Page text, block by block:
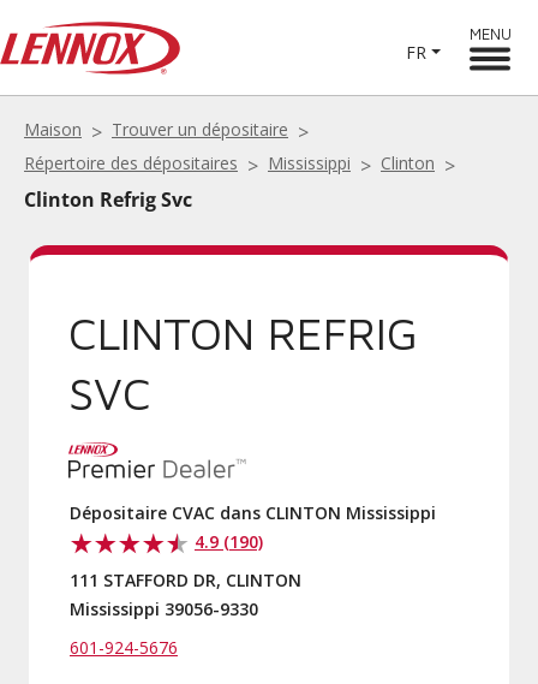
FR
MENU
Maison
Trouver un dépositaire
Répertoire des dépositaires
Mississippi Clinton
Clinton Refrig Svc
CLINTON REFRIG
SVC
Dépositaire CVAC dans CLINTON Mississippi
4.9 (190)
111 STAFFORD DR, CLINTON
Mississippi 39056-9330
601-924-5676